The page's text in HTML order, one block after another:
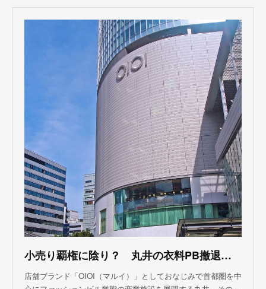
小売り覇権に陰り？ 丸井の衣料PB撤退が意味するもの
店舗ブランド「OIOI（マルイ）」としておなじみで首都圏を中